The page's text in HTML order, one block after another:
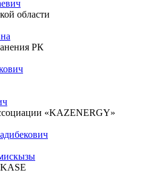
области
РК
«KAZENERGY»
KASE